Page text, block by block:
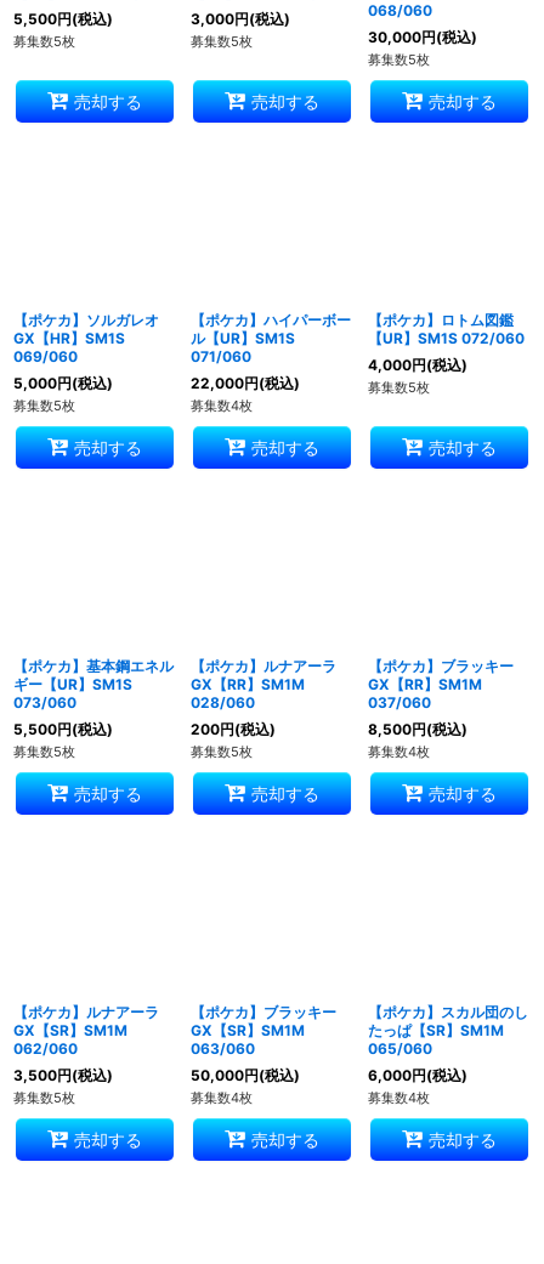
5,500円(税込)
募集数5枚
売却する
3,000円(税込)
募集数5枚
売却する
068/060
30,000円(税込)
募集数5枚
売却する
【ポケカ】ソルガレオ
GX【HR】SM1S
069/060
5,000円(税込)
募集数5枚
売却する
【ポケカ】ハイパーボー
ル【UR】SM1S
071/060
22,000円(税込)
募集数4枚
売却する
【ポケカ】ロトム図鑑
【UR】SM1S 072/060
4,000円(税込)
募集数5枚
売却する
【ポケカ】基本鋼エネル
ギー【UR】SM1S
073/060
5,500円(税込)
募集数5枚
売却する
【ポケカ】ルナアーラ
GX【RR】SM1M
028/060
200円(税込)
募集数5枚
売却する
【ポケカ】ブラッキー
GX【RR】SM1M
037/060
8,500円(税込)
募集数4枚
売却する
【ポケカ】ルナアーラ
GX【SR】SM1M
062/060
3,500円(税込)
募集数5枚
売却する
【ポケカ】ブラッキー
GX【SR】SM1M
063/060
50,000円(税込)
募集数4枚
売却する
【ポケカ】スカル団のし
たっぱ【SR】SM1M
065/060
6,000円(税込)
募集数4枚
売却する